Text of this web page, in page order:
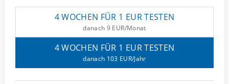
4 WOCHEN FÜR 1 EUR TESTEN
danach 9 EUR/Monat
4 WOCHEN FÜR 1 EUR TESTEN
danach 103 EUR/Jahr